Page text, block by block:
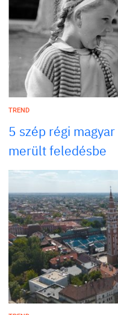
TREND
5 szép régi
merült feledésbe